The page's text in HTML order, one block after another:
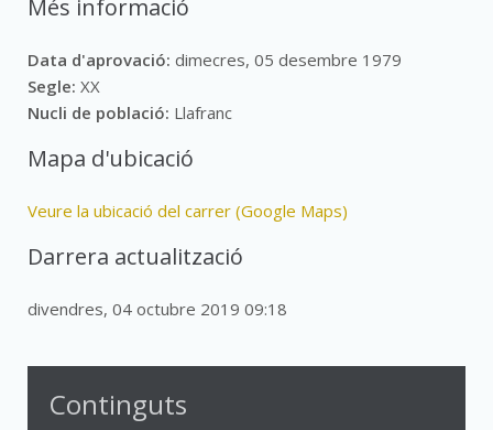
Més informació
Data d'aprovació: dimecres, 05 desembre 1979
Segle: XX
Nucli de població: Llafranc
Mapa d'ubicació
Veure la ubicació del carrer (Google Maps)
Darrera actualització
divendres, 04 octubre 2019 09:18
Continguts